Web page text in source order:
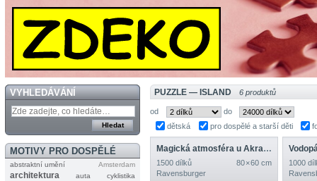
VYHLEDÁVÁNÍ
MOTIVY PRO DOSPĚLÉ
abstraktní umění Amsterdam
architektura auta
cyklistika
PUZZLE — ISLAND 6 produktů
od
do
dětská
pro dospělé a starší děti
Magická atmosféra u Akranského majáku, Island
1500 dílků
80 × 60 cm
Ravensburger
1000